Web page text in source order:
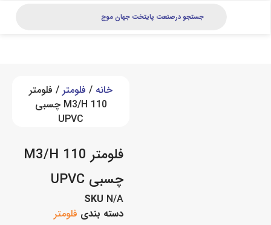
/ فلومتر
110 M3/H چسبی
فلومتر 110 M3/H
فلومتر